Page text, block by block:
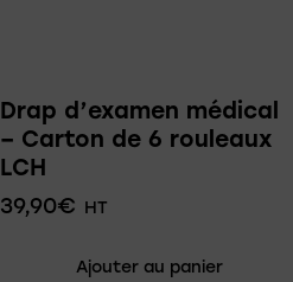
Drap d’examen médical
– Carton de 6 rouleaux
LCH
39,90€ HT
Ajouter au panier